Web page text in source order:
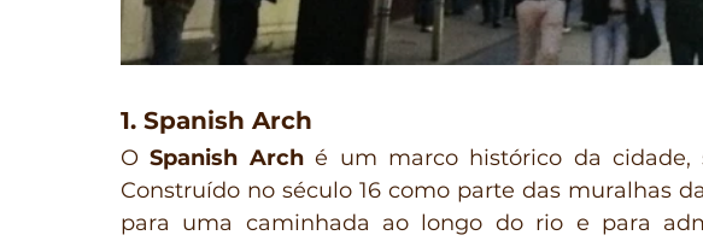
1. Spanish Arch
O Spanish Arch é um marco histórico da cidade,
Construído no século 16 como parte das muralhas
para uma caminhada ao longo do rio e para